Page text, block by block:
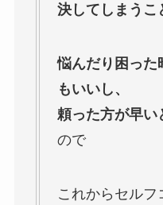
決してしまうこ
悩んだり困った
もいいし、
頼った方が早い
ので
これからセルフ